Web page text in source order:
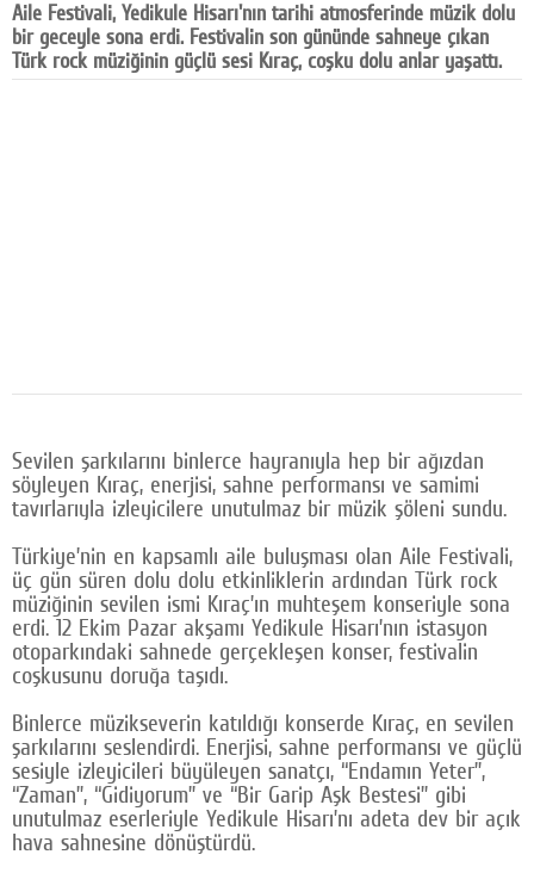
Facebook
Diziler
Facebook
Twitter
Google Plus
© 2026 TÜM HAKLARI SAKLIDIR
Aile Festivali, Yedikule Hisarı'nın tarihi atmosferinde müzik dolu
bir geceyle sona erdi. Festivalin son gününde sahneye çıkan
Türk rock müziğinin güçlü sesi Kıraç, coşku dolu anlar yaşattı.
Sevilen şarkılarını binlerce hayranıyla hep bir ağızdan
söyleyen Kıraç, enerjisi, sahne performansı ve samimi
tavırlarıyla izleyicilere unutulmaz bir müzik şöleni sundu.
Türkiye’nin en kapsamlı aile buluşması olan Aile Festivali,
üç gün süren dolu dolu etkinliklerin ardından Türk rock
müziğinin sevilen ismi Kıraç’ın muhteşem konseriyle sona
erdi. 12 Ekim Pazar akşamı Yedikule Hisarı’nın istasyon
otoparkındaki sahnede gerçekleşen konser, festivalin
coşkusunu doruğa taşıdı.
Binlerce müzikseverin katıldığı konserde Kıraç, en sevilen
şarkılarını seslendirdi. Enerjisi, sahne performansı ve güçlü
sesiyle izleyicileri büyüleyen sanatçı, “Endamın Yeter”,
“Zaman”, “Gidiyorum” ve “Bir Garip Aşk Bestesi” gibi
unutulmaz eserleriyle Yedikule Hisarı’nı adeta dev bir açık
hava sahnesine dönüştürdü.